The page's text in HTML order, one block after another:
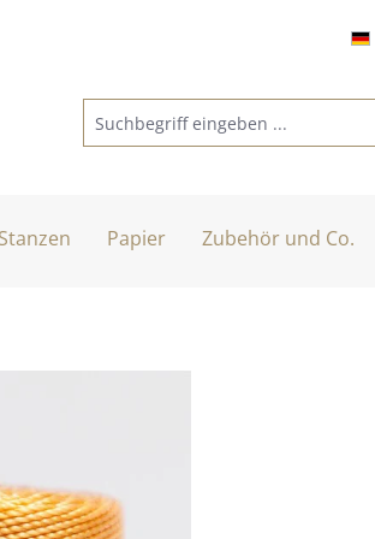
Stanzen Papier Zubehör und Co.